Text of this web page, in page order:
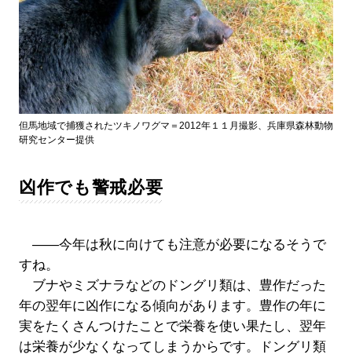
但馬地域で捕獲されたツキノワグマ＝2012年１１月撮影、兵庫県森林動物
研究センター提供
凶作でも警戒必要
――今年は秋に向けても注意が必要になるそうで
すね。
ブナやミズナラなどのドングリ類は、豊作だった
年の翌年に凶作になる傾向があります。豊作の年に
実をたくさんつけたことで栄養を使い果たし、翌年
は栄養が少なくなってしまうからです。ドングリ類